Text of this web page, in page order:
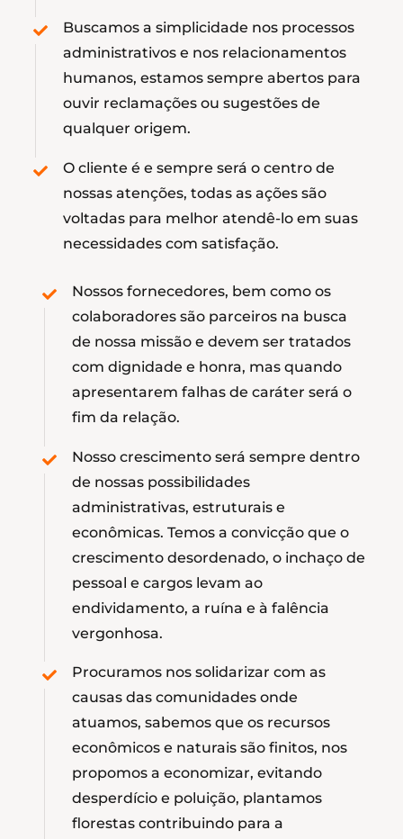
Buscamos a simplicidade nos processos
administrativos e nos relacionamentos
humanos, estamos sempre abertos para
ouvir reclamações ou sugestões de
qualquer origem.
O cliente é e sempre será o centro de
nossas atenções, todas as ações são
voltadas para melhor atendê-lo em suas
necessidades com satisfação.
Nossos fornecedores, bem como os
colaboradores são parceiros na busca
de nossa missão e devem ser tratados
com dignidade e honra, mas quando
apresentarem falhas de caráter será o
fim da relação.
Nosso crescimento será sempre dentro
de nossas possibilidades
administrativas, estruturais e
econômicas. Temos a convicção que o
crescimento desordenado, o inchaço de
pessoal e cargos levam ao
endividamento, a ruína e à falência
vergonhosa.
Procuramos nos solidarizar com as
causas das comunidades onde
atuamos, sabemos que os recursos
econômicos e naturais são finitos, nos
propomos a economizar, evitando
desperdício e poluição, plantamos
florestas contribuindo para a